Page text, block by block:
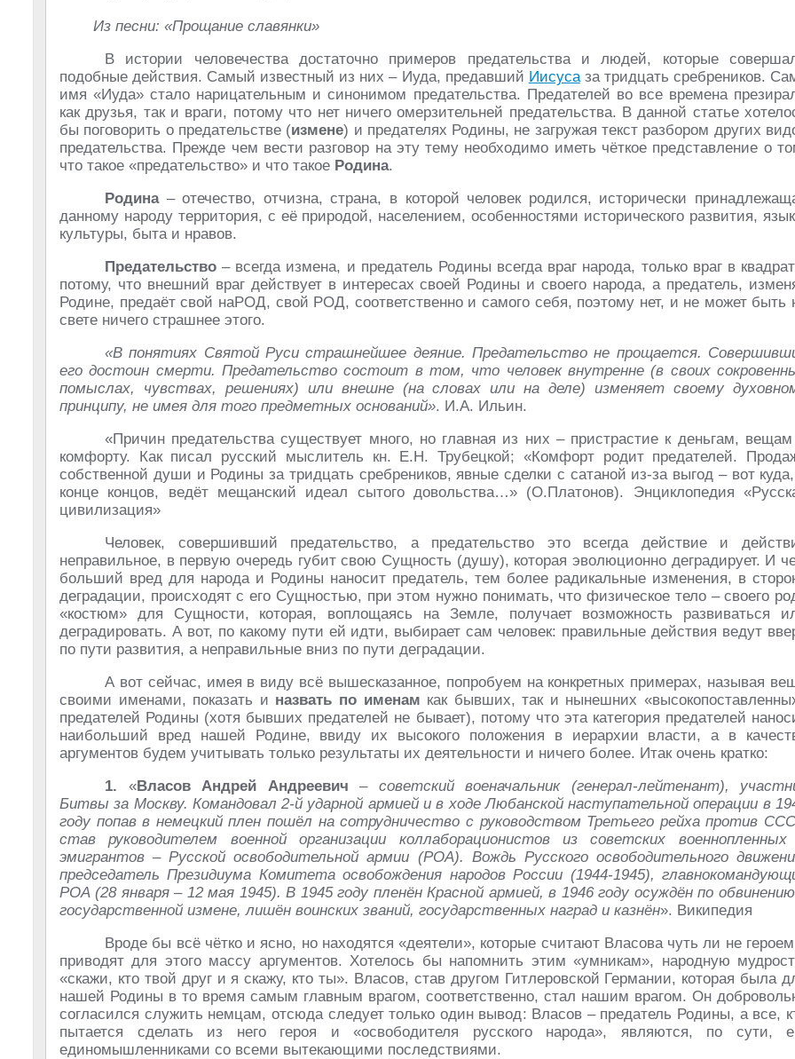
Из песни: «Прощание славянки»
В истории человечества достаточно примеров предательства и людей, которые
подобные действия. Самый известный из них – Иуда, предавший Иисусаза тридцать сребреников.
имя «Иуда» стало нарицательным и синонимом предательства. Предателей во все времена
как друзья, так и враги, потому что нет ничего омерзительней предательства. В данной статье
бы поговорить о предательстве (измене) и предателях Родины, не загружая текст разбором других
предательства. Прежде чем вести разговор на эту тему необходимо иметь чёткое представление о
что такое «предательство» и что такое Родина.
Родина– отечество, отчизна, страна, в которой человек родился, исторически
данному народу территория, с её природой, населением, особенностями исторического развития,
культуры, быта и нравов.
Предательство – всегда измена, и предатель Родины всегда враг народа, только враг в
потому, что внешний враг действует в интересах своей Родины и своего народа, а предатель,
Родине, предаёт свой наРОД, свой РОД, соответственно и самого себя, поэтому нет, и не может быть
свете ничего страшнее этого.
«В понятиях Святой Руси страшнейшее деяние. Предательство не прощается.
его достоин смерти. Предательство состоит в том, что человек внутренне (в своих
помыслах, чувствах, решениях) или внешне (на словах или на деле) изменяет своему
принципу, не имея для того предметных оснований». И.А. Ильин.
«Причин предательства существует много, но главная из них – пристрастие к деньгам,
комфорту. Как писал русский мыслитель кн. Е.Н. Трубецкой; «Комфорт родит предателей.
собственной души и Родины за тридцать сребреников, явные сделки с сатаной из-за выгод – вот
конце концов, ведёт мещанский идеал сытого довольства…» (О.Платонов). Энциклопедия
цивилизация»
Человек, совершивший предательство, а предательство это всегда действие и
неправильное, в первую очередь губит свою Сущность (душу), которая эволюционно деградирует. И
больший вред для народа и Родины наносит предатель, тем более радикальные изменения, в
деградации, происходят с его Сущностью, при этом нужно понимать, что физическое тело – своего
«костюм» для Сущности, которая, воплощаясь на Земле, получает возможность развиваться
деградировать. А вот, по какому пути ей идти, выбирает сам человек: правильные действия ведут
по пути развития, а неправильные вниз по пути деградации.
А вот сейчас, имея в виду всё вышесказанное, попробуем на конкретных примерах, называя
своими именами, показать и назвать по именам как бывших, так и нынешних
предателей Родины (хотя бывших предателей не бывает), потому что эта категория предателей
наибольший вред нашей Родине, ввиду их высокого положения в иерархии власти, а в
аргументов будем учитывать только результаты их деятельности и ничего более. Итак очень кратко:
1. «Власов Андрей Андреевич – советский военачальник (генерал-лейтенант),
Битвы за Москву. Командовал 2-й ударной армией и в ходе Любанской наступательной операции в
году попав в немецкий плен пошёл на сотрудничество с руководством Третьего рейха против
став руководителем военной организации коллаборационистов из советских
эмигрантов – Русской освободительной армии (РОА). Вождь Русского освободительного
председатель Президиума Комитета освобождения народов России (1944-1945),
РОА (28 января – 12 мая 1945). В 1945 году пленён Красной армией, в 1946 году осуждён по
государственной измене, лишён воинских званий, государственных наград и казнён». Википедия
Вроде бы всё чётко и ясно, но находятся «деятели», которые считают Власова чуть ли не
приводят для этого массу аргументов. Хотелось бы напомнить этим «умникам», народную
«скажи, кто твой друг и я скажу, кто ты». Власов, став другом Гитлеровской Германии, которая была
нашей Родины в то время самым главным врагом, соответственно, стал нашим врагом. Он
согласился служить немцам, отсюда следует только один вывод: Власов – предатель Родины, а все,
пытается сделать из него героя и «освободителя русского народа», являются, по сути,
единомышленниками со всеми вытекающими последствиями.